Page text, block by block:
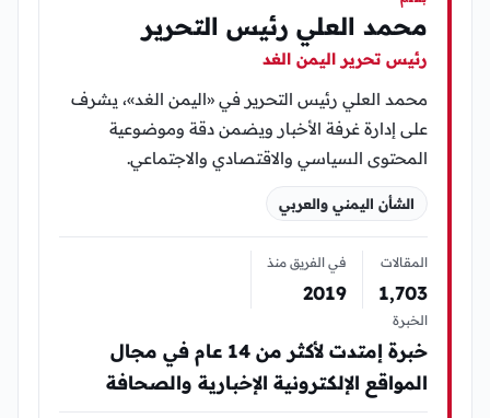
محمد العلي رئيس التحرير
رئيس تحرير اليمن الغد
محمد العلي رئيس التحرير في «اليمن الغد»، يشرف
على إدارة غرفة الأخبار ويضمن دقة وموضوعية
المحتوى السياسي والاقتصادي والاجتماعي.
الشأن اليمني والعربي
المقالات
1٬703
في الفريق منذ
2019
الخبرة
خبرة إمتدت لأكثر من 14 عام في مجال
المواقع الإلكترونية الإخبارية والصحافة